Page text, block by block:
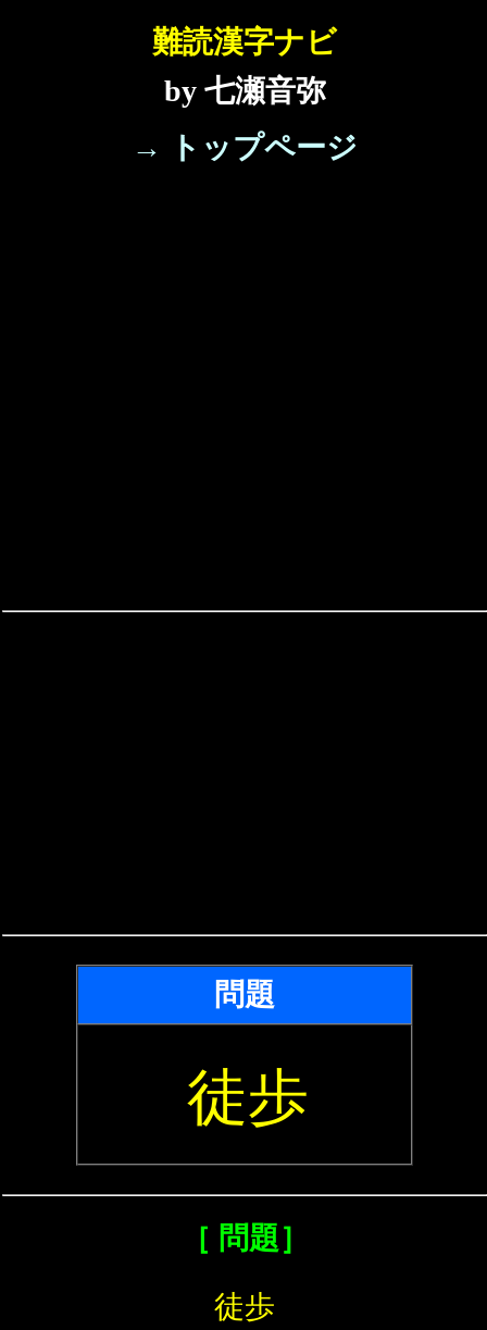
難読漢字ナビ
by 七瀬音弥
→ トップページ
問題
徒歩
［ 問題］
徒歩